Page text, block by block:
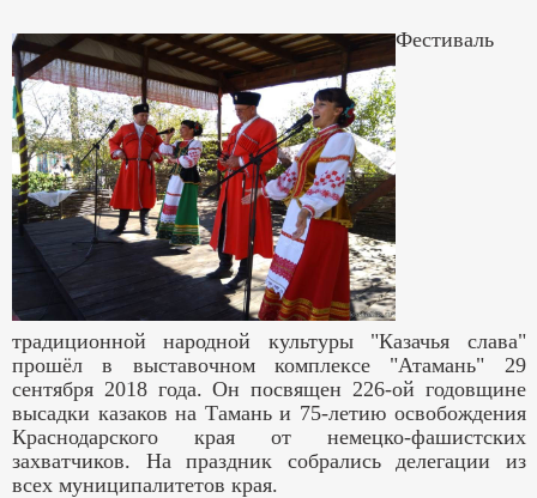
Фестиваль
традиционной народной культуры "Казачья слава"
прошёл в выставочном комплексе "Атамань" 29
сентября 2018 года. Он посвящен 226-ой годовщине
высадки казаков на Тамань и 75-летию освобождения
Краснодарского края от немецко-фашистских
захватчиков. На праздник собрались делегации из
всех муниципалитетов края.